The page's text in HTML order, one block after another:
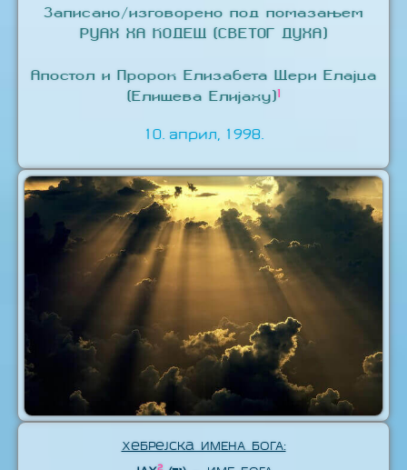
Записано/изговорено под помазањем
РУАХ ХА КОДЕШ (СВЕТОГ ДУХА)
Апостол и Пророк Елизабета Шери Елајџа
(Елишева Елијаху)1
10. април, 1998.
Хебрејска ИМЕНА БОГА: